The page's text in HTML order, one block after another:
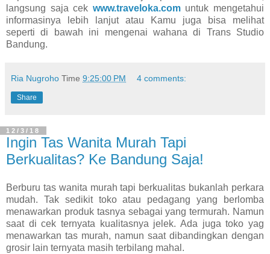
langsung saja cek www.traveloka.comuntuk mengetahui
informasinya lebih lanjut atau Kamu juga bisa melihat
seperti di bawah ini mengenai wahana di Trans Studio
Bandung.
Ria Nugroho Time 9:25:00 PM 4 comments:
Share
12/3/18
Ingin Tas Wanita Murah Tapi
Berkualitas? Ke Bandung Saja!
Berburu tas wanita murah tapi berkualitas bukanlah perkara
mudah. Tak sedikit toko atau pedagang yang berlomba
menawarkan produk tasnya sebagai yang termurah. Namun
saat di cek ternyata kualitasnya jelek. Ada juga toko yag
menawarkan tas murah, namun saat dibandingkan dengan
grosir lain ternyata masih terbilang mahal.